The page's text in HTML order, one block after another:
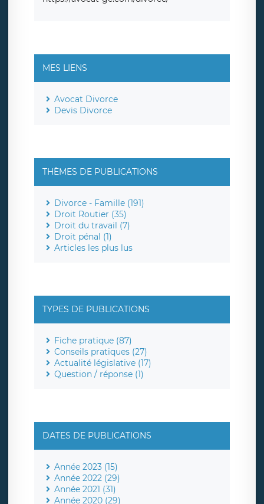
MES LIENS
Avocat Divorce
Devis Divorce
THÈMES DE PUBLICATIONS
Divorce - Famille (191)
Droit Routier (35)
Droit du travail (7)
Droit pénal (1)
Articles les plus lus
TYPES DE PUBLICATIONS
Fiche pratique (87)
Conseils pratiques (27)
Actualité législative (17)
Question / réponse (1)
DATES DE PUBLICATIONS
Année 2023 (15)
Année 2022 (29)
Année 2021 (31)
Année 2020 (29)